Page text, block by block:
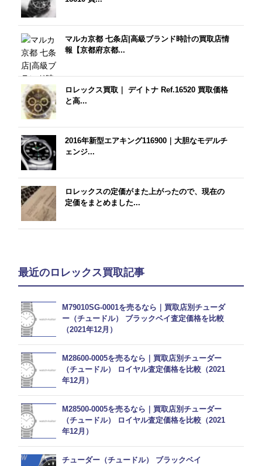
マルカ京都 七条店|高級ブランド時計の買取店情
報【京都府京都...
ロレックス買取｜ デイトナ Ref.16520 買取価格
と高...
2016年新型エアキング116900｜大胆なモデルチ
ェンジ...
ロレックスの定価がまた上がったので、現在の
定価をまとめました...
最近のロレックス買取記事
M79010SG-0001を売るなら｜買取店別チューダ
ー（チュードル） ブラックベイ査定価格を比較
（2021年12月）
M28600-0005を売るなら｜買取店別チューダー
（チュードル） ロイヤル査定価格を比較（2021
年12月）
M28500-0005を売るなら｜買取店別チューダー
（チュードル） ロイヤル査定価格を比較（2021
年12月）
チューダー（チュードル） ブラックベイ